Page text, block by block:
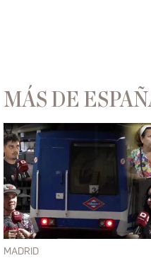
MÁS DE
MADRID